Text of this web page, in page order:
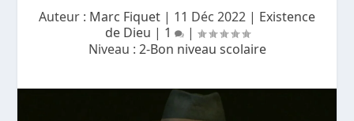
Auteur : Marc Fiquet | 11 Déc 2022 | Existence
de Dieu | 1
|
Niveau : 2-Bon niveau scolaire